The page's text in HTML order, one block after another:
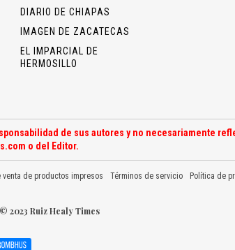
DIARIO DE CHIAPAS
IMAGEN DE ZACATECAS
EL IMPARCIAL DE
HERMOSILLO
de sus autores y no necesariamente
o del Editor.
venta de productos impresos Términos de servicio Política de
2023 Ruiz Healy Times